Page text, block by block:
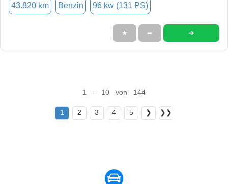
43.820 km Benzin 96 kw (131 PS)
★ ➦ ➜
1 - 10 von 144
1 2 3 4 5 ❯ ❯❯